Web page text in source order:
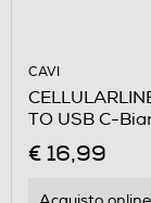
CAVI
TO USB C-
€ 16,99